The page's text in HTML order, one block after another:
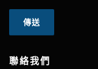
聯絡我們